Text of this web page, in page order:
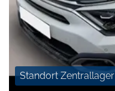
Standort Zentrallager